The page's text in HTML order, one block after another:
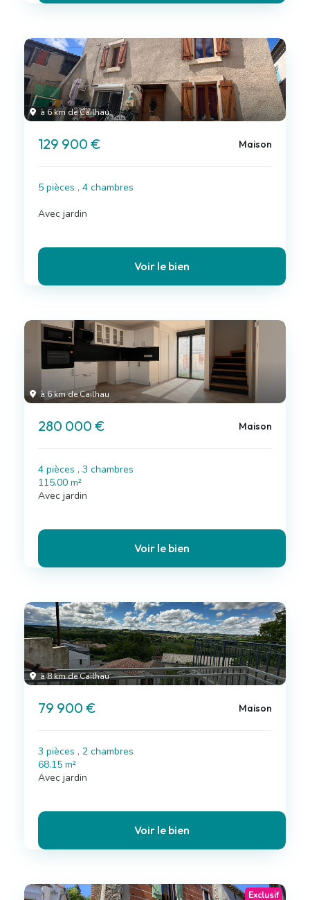
à 6 km de Cailhau
129 900 € Maison
5 pièces , 4 chambres
Avec jardin
Voir le bien
à 6 km de Cailhau
280 000 € Maison
4 pièces , 3 chambres
115.00 m²
Avec jardin
Voir le bien
à 8 km de Cailhau
79 900 € Maison
3 pièces , 2 chambres
68.15 m²
Avec jardin
Voir le bien
Exclusif